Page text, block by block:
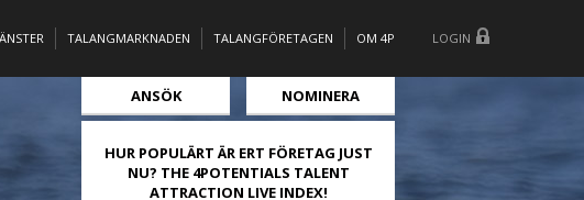
TALANGMARKNADEN TALANGFÖRETAGEN OM 4P LOGIN
ANSÖK NOMINERA
HUR POPULÄRT ÄR ERT FÖRETAG JUST
NU? THE 4POTENTIALS TALENT
ATTRACTION LIVE INDEX!